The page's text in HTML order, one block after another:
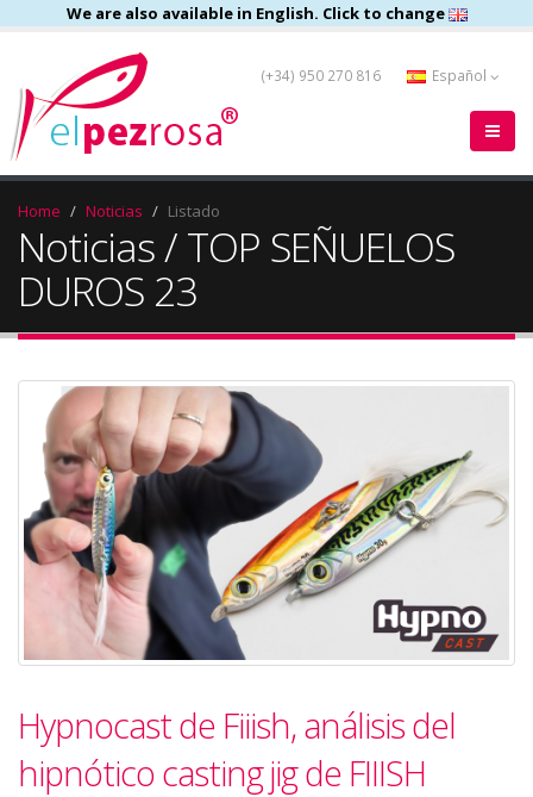
We are also available in English. Click to change
(+34) 950 270 816 Español
Home Noticias Listado
Noticias / TOP SEÑUELOS
DUROS 23
Hypnocast de Fiiish, análisis del
hipnótico casting jig de FIIISH